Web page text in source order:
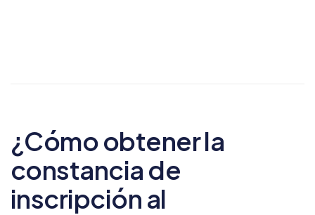
¿Cómo obtener la
constancia de
inscripción al